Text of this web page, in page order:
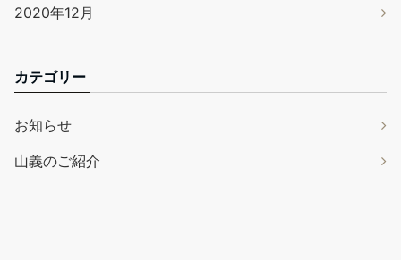
2020年12月
カテゴリー
お知らせ
山義のご紹介